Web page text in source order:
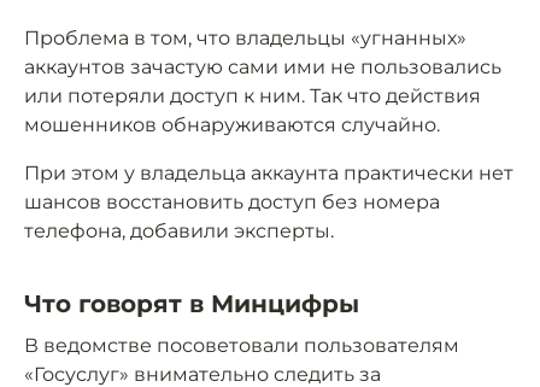
Проблема в том, что владельцы «угнанных»
аккаунтов зачастую сами ими не пользовались
или потеряли доступ к ним. Так что действия
мошенников обнаруживаются случайно.
При этом у владельца аккаунта практически нет
шансов восстановить доступ без номера
телефона, добавили эксперты.
Что говорят в Минцифры
В ведомстве посоветовали пользователям
«Госуслуг» внимательно следить за